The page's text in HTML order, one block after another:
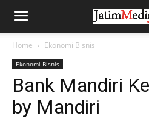
Home Ekonomi Bisnis
Ekonomi Bisnis
Bank Mandiri
by Mandiri